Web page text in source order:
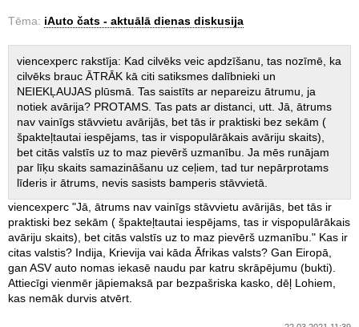
Tēma: iAuto čats - aktuālā dienas diskusija
viencexperc rakstīja: Kad cilvēks veic apdzīšanu, tas nozīmē, ka
cilvēks brauc ĀTRĀK kā citi satiksmes dalībnieki un
NEIEKĻAUJAS plūsmā. Tas saistīts ar nepareizu ātrumu, ja
notiek avārija? PROTAMS. Tas pats ar distanci, utt. Jā, ātrums
nav vainīgs stāvvietu avārijās, bet tās ir praktiski bez sekām (
špakteļtautai iespējams, tas ir vispopulārākais avāriju skaits),
bet citās valstīs uz to maz pievērš uzmanību. Ja mēs runājam
par līķu skaits samazināšanu uz ceļiem, tad tur nepārprotams
līderis ir ātrums, nevis sasists bamperis stāvvietā.
viencexperc "Jā, ātrums nav vainīgs stāvvietu avārijās, bet tās ir
praktiski bez sekām ( špakteļtautai iespējams, tas ir vispopulārākais
avāriju skaits), bet citās valstīs uz to maz pievērš uzmanību." Kas ir
citas valstis? Indija, Krievija vai kāda Āfrikas valsts? Gan Eiropā,
gan ASV auto nomas iekasē naudu par katru skrāpējumu (bukti).
Attiecīgi vienmēr jāpiemaksā par bezpašriska kasko, dēļ Lohiem,
kas nemāk durvis atvērt.